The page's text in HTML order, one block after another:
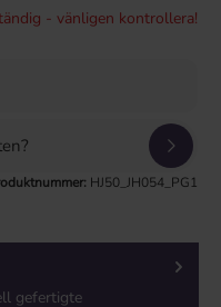
- vänligen kontrollera!
HJ50_JH054_PG1
gefertigte